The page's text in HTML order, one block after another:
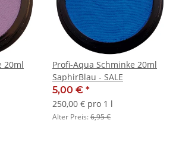
20ml
Profi-Aqua Schminke 20ml
SaphirBlau - SALE
5,00 € *
250,00 € pro 1 l
Alter Preis:6,95 €